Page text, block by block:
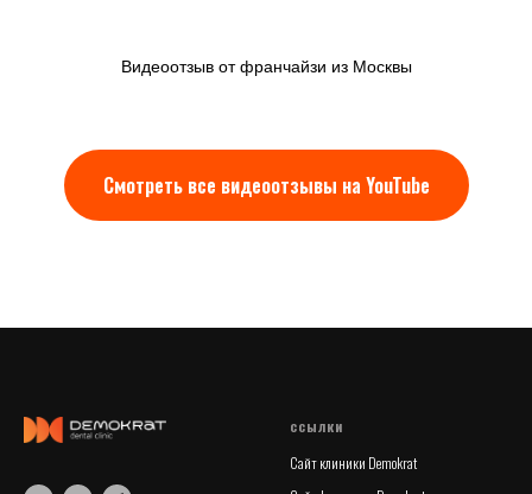
Видеоотзыв от франчайзи из Москвы
Смотреть все видеоотзывы на YouTube
ссылки
Сайт клиники Demokrat